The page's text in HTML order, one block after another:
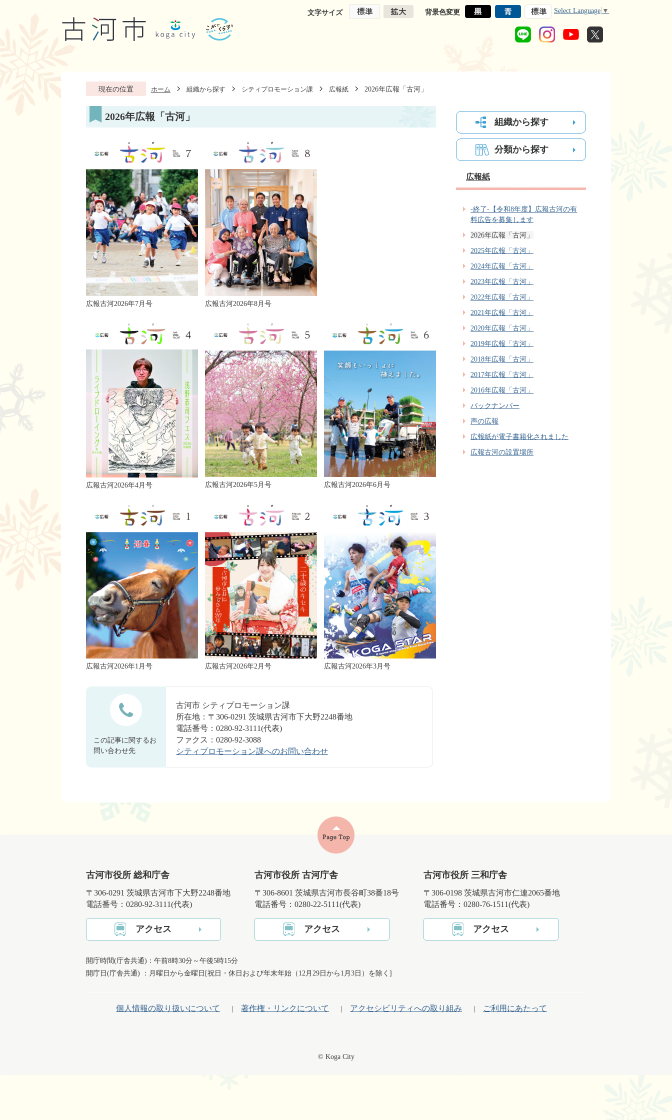
文字サイズ 背景色変更 Select Language ▼
現在の位置 ホーム 組織から探す シティプロモーション課 広報紙 2026年広報「古河」
2026年広報「古河」
広報古河2026年7月号 広報古河2026年8月号
広報古河2026年4月号 広報古河2026年5月号 広報古河2026年6月号
広報古河2026年1月号 広報古河2026年2月号 広報古河2026年3月号
この記事に関するお
問い合わせ先
古河市 シティプロモーション課
所在地：〒306-0291 茨城県古河市下大野2248番地
電話番号：0280-92-3111(代表)
ファクス：0280-92-3088
シティプロモーション課へのお問い合わせ
組織から探す
分類から探す
広報紙
‐終了‐【令和8年度】広報古河の有
料広告を募集します
2026年広報「古河」
2025年広報「古河」
2024年広報「古河」
2023年広報「古河」
2022年広報「古河」
2021年広報「古河」
2020年広報「古河」
2019年広報「古河」
2018年広報「古河」
2017年広報「古河」
2016年広報「古河」
バックナンバー
声の広報
広報紙が電子書籍化されました
広報古河の設置場所
古河市役所 総和庁舎
〒306-0291 茨城県古河市下大野2248番地
電話番号：0280-92-3111(代表)
アクセス
古河市役所 古河庁舎
〒306-8601 茨城県古河市長谷町38番18号
電話番号：0280-22-5111(代表)
アクセス
古河市役所 三和庁舎
〒306-0198 茨城県古河市仁連2065番地
電話番号：0280-76-1511(代表)
アクセス
開庁時間(庁舎共通)：午前8時30分～午後5時15分
開庁日(庁舎共通) ：月曜日から金曜日[祝日・休日および年末年始（12月29日から1月3日）を除く]
個人情報の取り扱いについて 著作権・リンクについて アクセシビリティへの取り組み ご利用にあたって
© Koga City